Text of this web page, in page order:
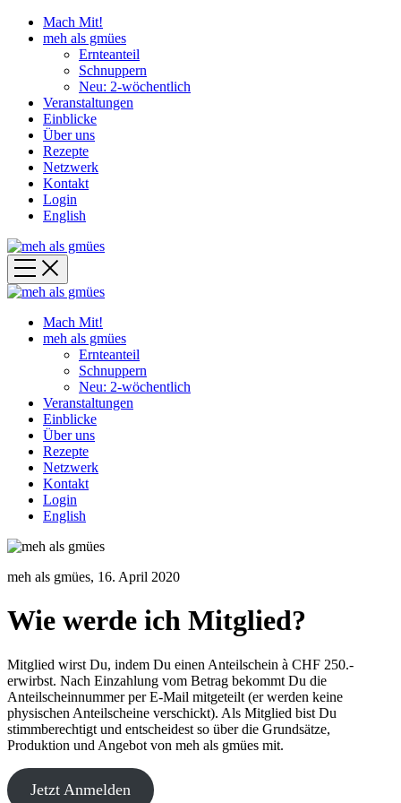
Mach Mit!
meh als gmües
Ernteanteil
Schnuppern
Neu: 2-wöchentlich
Veranstaltungen
Einblicke
Über uns
Rezepte
Netzwerk
Kontakt
Login
English
Mach Mit!
meh als gmües
Ernteanteil
Schnuppern
Neu: 2-wöchentlich
Veranstaltungen
Einblicke
Über uns
Rezepte
Netzwerk
Kontakt
Login
English
meh als gmües, 16. April 2020
Wie werde ich Mitglied?
Mitglied wirst Du, indem Du einen Anteilschein à CHF 250.-
erwirbst. Nach Einzahlung vom Betrag bekommt Du die
Anteilscheinnummer per E-Mail mitgeteilt (er werden keine
physischen Anteilscheine verschickt). Als Mitglied bist Du
stimmberechtigt und entscheidest so über die Grundsätze,
Produktion und Angebot von meh als gmües mit.
Jetzt Anmelden